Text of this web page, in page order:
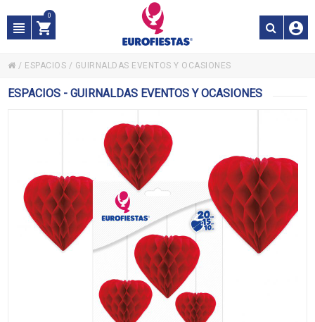
0
/ ESPACIOS / GUIRNALDAS EVENTOS Y OCASIONES
ESPACIOS - GUIRNALDAS EVENTOS Y OCASIONES